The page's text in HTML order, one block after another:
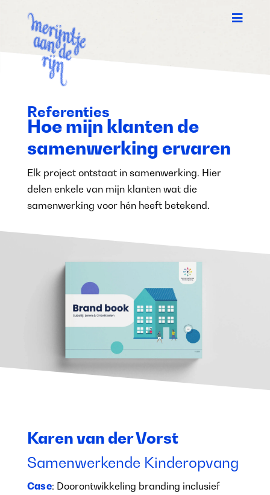

Referenties
Hoe mijn klanten de
samenwerking ervaren
Elk project ontstaat in samenwerking. Hier
delen enkele van mijn klanten wat die
samenwerking voor hén heeft betekend.
Karen van der Vorst
Samenwerkende Kinderopvang
Case: Doorontwikkeling branding inclusief